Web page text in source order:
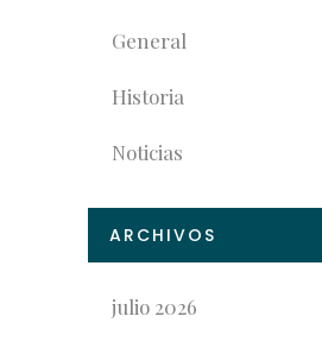
General
Historia
Noticias
ARCHIVOS
julio 2026